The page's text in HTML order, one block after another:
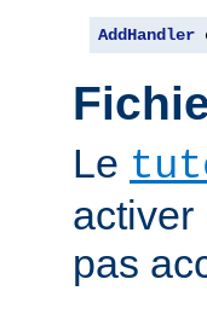
AddHandler
Le
activer
pas